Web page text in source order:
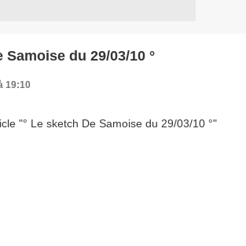
Samoise du 29/03/10 °
19:10